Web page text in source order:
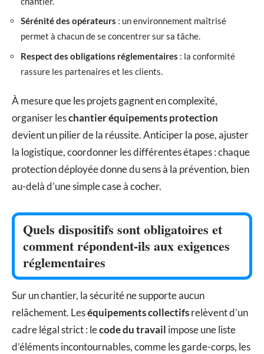
Sérénité des opérateurs : un environnement maîtrisé
permet à chacun de se concentrer sur sa tâche.
Respect des obligations réglementaires : la conformité
rassure les partenaires et les clients.
À mesure que les projets gagnent en complexité,
organiser leschantier équipements protection
devient un pilier de la réussite. Anticiper la pose, ajuster
la logistique, coordonner les différentes étapes : chaque
protection déployée donne du sens à la prévention, bien
au-delà d’une simple case à cocher.
Quels dispositifs sont obligatoires et
comment répondent-ils aux exigences
réglementaires
Sur un chantier, la sécurité ne supporte aucun
relâchement. Leséquipements collectifsrelèvent d’un
cadre légal strict : lecode du travail impose une liste
d’éléments incontournables, comme les garde-corps, les